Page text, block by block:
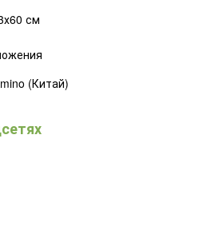
см
(Китай)